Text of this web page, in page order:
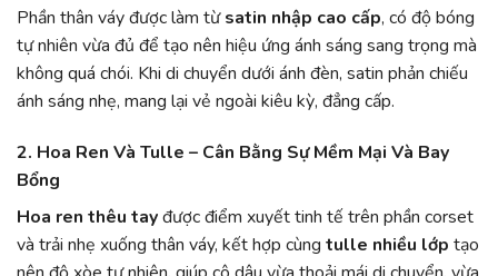
Phần thân váy được làm từsatin nhập cao cấp, có độ bóng
tự nhiên vừa đủ để tạo nên hiệu ứng ánh sáng sang trọng mà
không quá chói. Khi di chuyển dưới ánh đèn, satin phản chiếu
ánh sáng nhẹ, mang lại vẻ ngoài kiêu kỳ, đẳng cấp.
2. Hoa Ren Và Tulle – Cân Bằng Sự Mềm Mại Và Bay
Bổng
Hoa ren thêu tayđược điểm xuyết tinh tế trên phần corset
và trải nhẹ xuống thân váy, kết hợp cùng tulle nhiều lớp tạo